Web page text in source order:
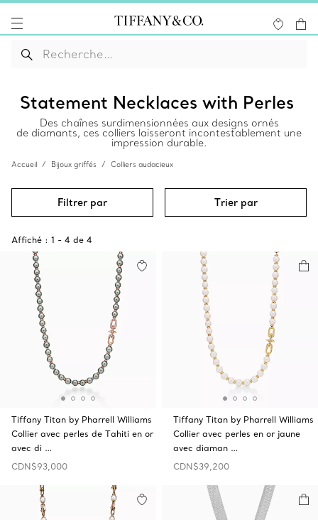
Statement Necklaces with Perles
Des chaînes surdimensionnées aux designs ornés
de diamants, ces colliers laisseront incontestablement une
impression durable.
Accueil Bijoux griffés Colliers audacieux
Filtrer par Trier par
Affiché : 1 - 4 de 4
Tiffany Titan by Pharrell Williams
Collier avec perles de Tahiti en or
avec di …
CDN$93,000
Tiffany Titan by Pharrell Williams
Collier avec perles en or jaune
avec diaman …
CDN$39,200